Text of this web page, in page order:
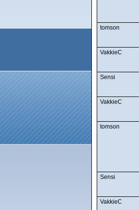
tomson
VakkieC
Sensi
VakkieC
tomson
Sensi
VakkieC